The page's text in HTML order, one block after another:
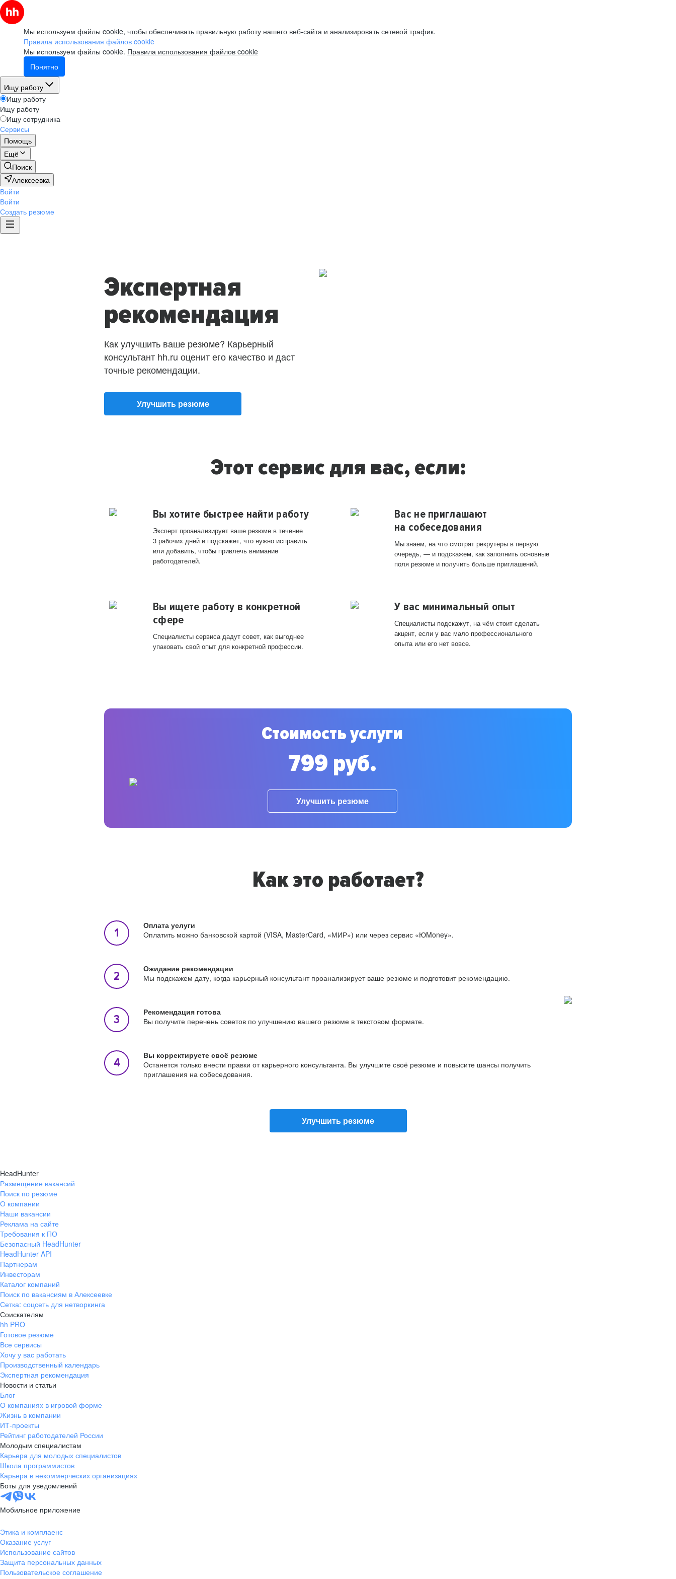
Мы используем файлы cookie, чтобы обеспечивать правильную работу нашего веб-сайта и анализировать сетевой трафик.
Правила использования файлов cookie
Мы используем файлы cookie. Правила использования файлов cookie
Понятно
Ищу работу
Ищу работу
Ищу работу
Ищу сотрудника
Сервисы
Помощь
Ещё
Поиск
Алексеевка
Войти
Войти
Создать резюме
Экспертная
рекомендация
Как улучшить ваше резюме? Карьерный
консультант hh.ru оценит его качество и даст
точные рекомендации.
Улучшить резюме
Этот сервис для вас, если:
Вы хотите быстрее найти работу
Эксперт проанализирует ваше резюме в течение
3 рабочих дней и подскажет, что нужно исправить
или добавить, чтобы привлечь внимание
работодателей.
Вас не приглашают
на собеседования
Мы знаем, на что смотрят рекрутеры в первую
очередь, — и подскажем, как заполнить основные
поля резюме и получить больше приглашений.
Вы ищете работу в конкретной
сфере
Специалисты сервиса дадут совет, как выгоднее
упаковать свой опыт для конкретной профессии.
У вас минимальный опыт
Специалисты подскажут, на чём стоит сделать
акцент, если у вас мало профессионального
опыта или его нет вовсе.
Стоимость услуги
799 руб.
Улучшить резюме
Как это работает?
Оплата услуги
Оплатить можно банковской картой (VISA, MasterCard, «МИР») или через сервис «ЮMoney».
Ожидание рекомендации
Мы подскажем дату, когда карьерный консультант проанализирует ваше резюме и подготовит рекомендацию.
Рекомендация готова
Вы получите перечень советов по улучшению вашего резюме в текстовом формате.
Вы корректируете своё резюме
Останется только внести правки от карьерного консультанта. Вы улучшите своё резюме и повысите шансы получить
приглашения на собеседования.
Улучшить резюме
HeadHunter
Размещение вакансий
Поиск по резюме
О компании
Наши вакансии
Реклама на сайте
Требования к ПО
Безопасный HeadHunter
HeadHunter API
Партнерам
Инвесторам
Каталог компаний
Поиск по вакансиям в Алексеевке
Сетка: соцсеть для нетворкинга
Соискателям
hh PRO
Готовое резюме
Все сервисы
Хочу у вас работать
Производственный календарь
Экспертная рекомендация
Новости и статьи
Блог
О компаниях в игровой форме
Жизнь в компании
ИТ-проекты
Рейтинг работодателей России
Молодым специалистам
Карьера для молодых специалистов
Школа программистов
Карьера в некоммерческих организациях
Боты для уведомлений
Мобильное приложение
Этика и комплаенс
Оказание услуг
Использование сайтов
Защита персональных данных
Пользовательское соглашение